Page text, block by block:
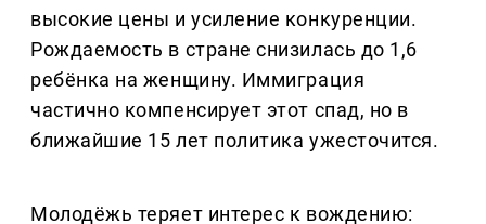
высокие цены и усиление конкуренции.
Рождаемость в стране снизилась до 1,6
ребёнка на женщину. Иммиграция
частично компенсирует этот спад, но в
ближайшие 15 лет политика ужесточится.
Молодёжь теряет интерес к вождению: